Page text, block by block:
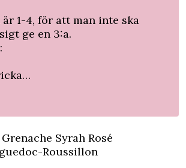
1-4, för att man inte ska
ge en 3:a.
Syrah Rosé
Roussillon